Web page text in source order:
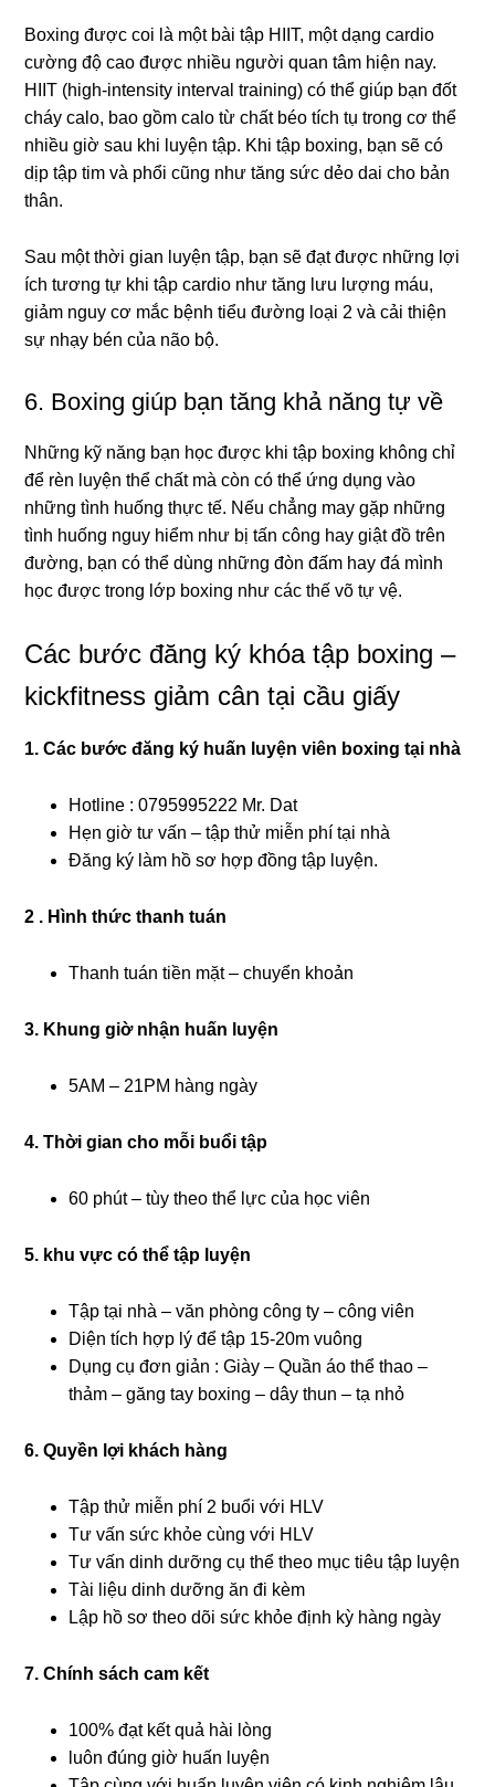
Boxing được coi là một bài tập HIIT, một dạng cardio
cường độ cao được nhiều người quan tâm hiện nay.
HIIT (high-intensity interval training) có thể giúp bạn đốt
cháy calo, bao gồm calo từ chất béo tích tụ trong cơ thể
nhiều giờ sau khi luyện tập. Khi tập boxing, bạn sẽ có
dịp tập tim và phổi cũng như tăng sức dẻo dai cho bản
thân.
Sau một thời gian luyện tập, bạn sẽ đạt được những lợi
ích tương tự khi tập cardio như tăng lưu lượng máu,
giảm nguy cơ mắc bệnh tiểu đường loại 2 và cải thiện
sự nhạy bén của não bộ.
6. Boxing giúp bạn tăng khả năng tự về
Những kỹ năng bạn học được khi tập boxing không chỉ
để rèn luyện thể chất mà còn có thể ứng dụng vào
những tình huống thực tế. Nếu chẳng may gặp những
tình huống nguy hiểm như bị tấn công hay giật đồ trên
đường, bạn có thể dùng những đòn đấm hay đá mình
học được trong lớp boxing như các thế võ tự vệ.
Các bước đăng ký khóa tập boxing –
kickfitness giảm cân tại cầu giấy
1. Các bước đăng ký huấn luyện viên boxing tại nhà
Hotline : 0795995222 Mr. Dat
Hẹn giờ tư vấn – tập thử miễn phí tại nhà
Đăng ký làm hồ sơ hợp đồng tập luyện.
2 . Hình thức thanh tuán
Thanh tuán tiền mặt – chuyển khoản
3. Khung giờ nhận huấn luyện
5AM – 21PM hàng ngày
4. Thời gian cho mỗi buổi tập
60 phút – tùy theo thể lực của học viên
5. khu vực có thể tập luyện
Tập tại nhà – văn phòng công ty – công viên
Diện tích hợp lý để tập 15-20m vuông
Dụng cụ đơn giản : Giày – Quần áo thể thao –
thảm – găng tay boxing – dây thun – tạ nhỏ
6. Quyền lợi khách hàng
Tập thử miễn phí 2 buổi với HLV
Tư vấn sức khỏe cùng với HLV
Tư vấn dinh dưỡng cụ thể theo mục tiêu tập luyện
Tài liệu dinh dưỡng ăn đi kèm
Lập hồ sơ theo dõi sức khỏe định kỳ hàng ngày
7. Chính sách cam kết
100% đạt kết quả hài lòng
luôn đúng giờ huấn luyện